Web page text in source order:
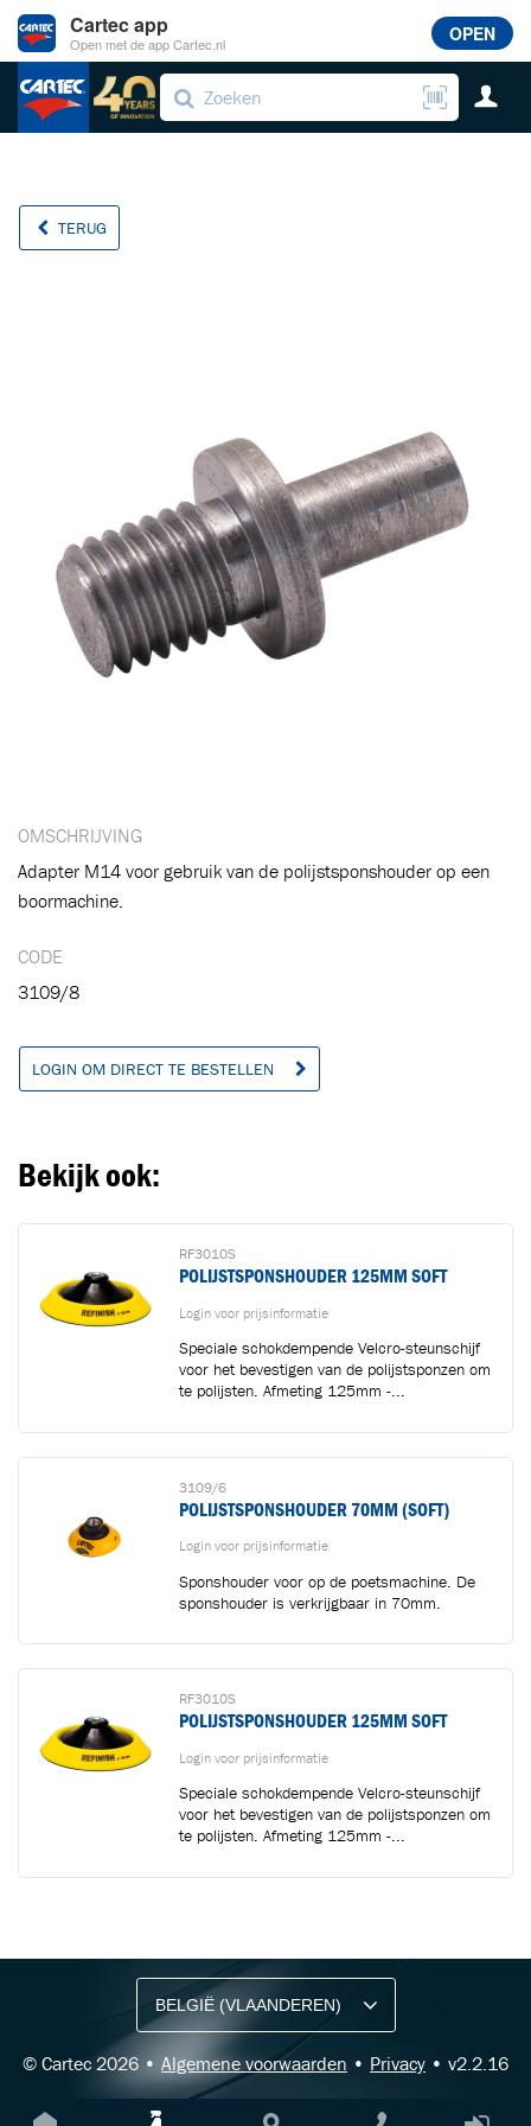
TERUG
OMSCHRIJVING
Adapter M14 voor gebruik van de polijstsponshouder op een
boormachine.
CODE
3109/8
LOGIN OM DIRECT TE BESTELLEN
Bekijk ook:
RF3010S
POLIJSTSPONSHOUDER 125MM SOFT
Login voor prijsinformatie
Speciale schokdempende Velcro-steunschijf
voor het bevestigen van de polijstsponzen om
te polijsten. Afmeting 125mm -...
3109/6
POLIJSTSPONSHOUDER 70MM (SOFT)
Login voor prijsinformatie
Sponshouder voor op de poetsmachine. De
sponshouder is verkrijgbaar in 70mm.
RF3010S
POLIJSTSPONSHOUDER 125MM SOFT
Login voor prijsinformatie
Speciale schokdempende Velcro-steunschijf
voor het bevestigen van de polijstsponzen om
te polijsten. Afmeting 125mm -...
© Cartec 2026 • Algemene voorwaarden • Privacy • v2.2.16
Toegevoegd aan winkelwagen
VERDER WINKELEN Ga naar winkelwagen
Ontvang vakgerelateerde tips,
aanbiedingen en productupdates van Cartec.
Cartec app
Open met de app Cartec.nl OPEN